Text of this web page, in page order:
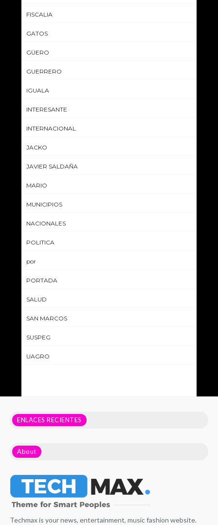
FISCALIA
GATOS
GÜERO
GUERRERO
IGUALA
INTERESANTE
INTERNACIONAL
JACKO
JAVIER SALDAÑA
MARIO
MUNICIPIOS
NACIONALES
POLITICA
por
PORTADA
SALUD
SAN MARCOS
SUSPEG
UAGRO
ENLACES RECIENTES
About
Techmax is your news, entertainment, music fashion website.